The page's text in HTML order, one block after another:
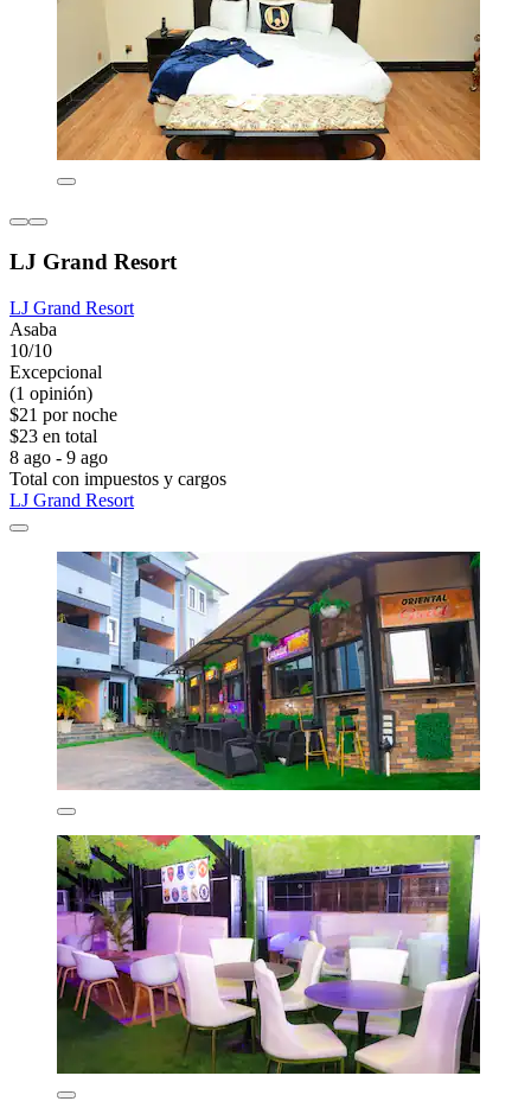
LJ Grand Resort
LJ Grand Resort
Asaba
10/10
Excepcional
(1 opinión)
$21 por noche
$23 en total
8 ago - 9 ago
Total con impuestos y cargos
LJ Grand Resort